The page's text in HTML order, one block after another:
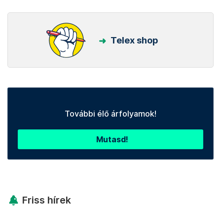
Telex shop
További élő árfolyamok!
Mutasd!
Friss hírek